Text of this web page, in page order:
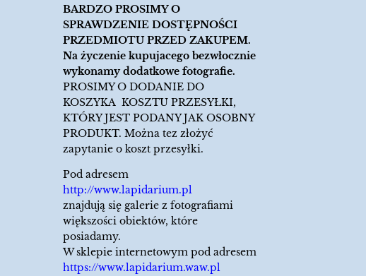
BARDZO PROSIMY O
SPRAWDZENIE DOSTĘPNOŚCI
PRZEDMIOTU PRZED ZAKUPEM.
Na życzenie kupujacego bezwłocznie
wykonamy dodatkowe fotografie.
PROSIMY O DODANIE DO
KOSZYKA KOSZTU PRZESYŁKI,
KTÓRY JEST PODANY JAK OSOBNY
PRODUKT. Można tez złożyć
zapytanie o koszt przesyłki.
Pod adresem
http://www.lapidarium.pl
znajdują się galerie z fotografiami
większości obiektów, które
posiadamy.
W sklepie internetowym pod adresem
https://www.lapidarium.waw.pl